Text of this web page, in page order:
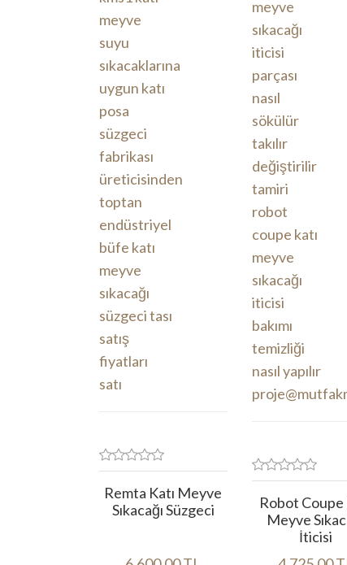
Remta Katı Meyve
Sıkacağı Süzgeci
Robot Coupe
Meyve
İticisi